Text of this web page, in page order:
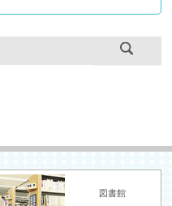
図書館